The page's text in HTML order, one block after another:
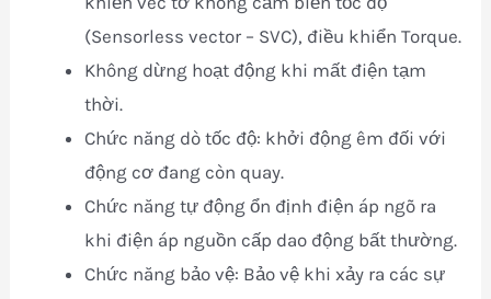
(Sensorless vector – SVC), điều khiển Torque.
Không dừng hoạt động khi mất điện tạm
thời.
Chức năng dò tốc độ: khởi động êm đối với
động cơ đang còn quay.
Chức năng tự động ổn định điện áp ngõ ra
khi điện áp nguồn cấp dao động bất thường.
Chức năng bảo vệ: Bảo vệ khi xảy ra các sự